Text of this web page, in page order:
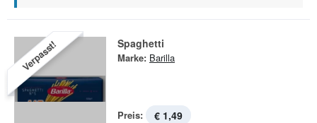
Verpasst! Spaghetti
Marke: Barilla
Preis: € 1,49